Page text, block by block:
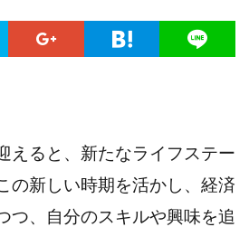
えると、新たなライフステー
の新しい時期を活かし、経済
つ、自分のスキルや興味を追